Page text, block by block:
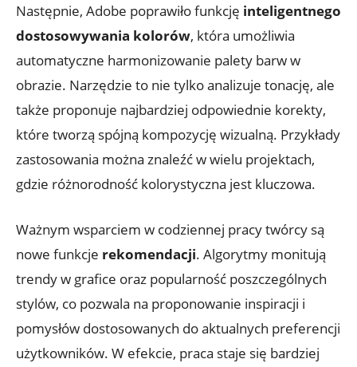
Następnie, Adobe poprawiło funkcję inteligentnego
dostosowywania kolorów, która umożliwia
automatyczne harmonizowanie palety barw w
obrazie. Narzędzie to nie tylko analizuje tonację, ale
także proponuje najbardziej odpowiednie korekty,
które tworzą spójną kompozycję wizualną. Przykłady
zastosowania można znaleźć w wielu projektach,
gdzie różnorodność kolorystyczna jest kluczowa.
Ważnym wsparciem w codziennej pracy twórcy są
nowe funkcje rekomendacji. Algorytmy monitują
trendy w grafice oraz popularność poszczególnych
stylów, co pozwala na proponowanie inspiracji i
pomysłów dostosowanych do aktualnych preferencji
użytkowników. W efekcie, praca staje się bardziej